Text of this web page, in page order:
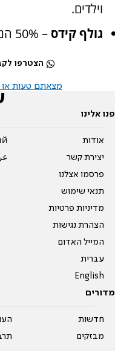
וילדים.
גולף קידס – 50% הנחה על קולקציית החורף.
הצטרפו
מצאתם טעות או
פנו אלינו
אודות
יצירת קשר
פרסמו אצלנו
תנאי שימוש
מדיניות פרטיות
הצהרת נגישות
המייל האדום
עברית
English
מדורים
חדשות
מבזקים